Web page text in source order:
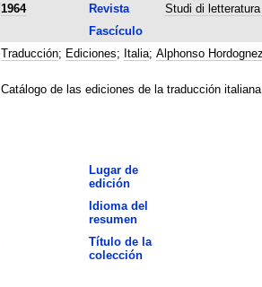
1964 Revista
Studi di
Fascículo
Traducción; Ediciones; Italia; Alphonso
Catálogo de las ediciones de la traducción
Lugar de
edición
Idioma del
resumen
Título de la
colección